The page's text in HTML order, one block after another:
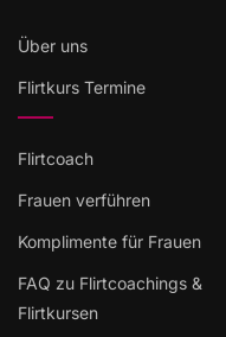
Über uns
Flirtkurs Termine
Flirtcoach
Frauen verführen
Komplimente für Frauen
FAQ zu Flirtcoachings &
Flirtkursen